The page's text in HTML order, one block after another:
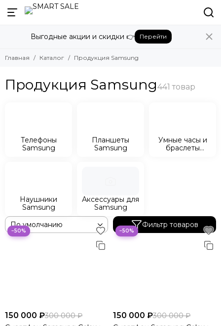
Назад
Продукция Samsung
Телефоны Samsung
Умные часы и браслеты Samsung
Выгодные акции и скидки 👉 Перейти
Главная Каталог Продукция Samsung
Продукция Samsung
Телефоны
Samsung
Планшеты
Samsung
Умные часы и
браслеты
Наушники
Samsung
Аксессуары для
Samsung
Фильтр товаров
−50%
150 000 ₽300 000 ₽
−50%
150 000 ₽300 000 ₽